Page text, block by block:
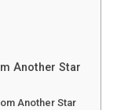
Another Star
Another Star